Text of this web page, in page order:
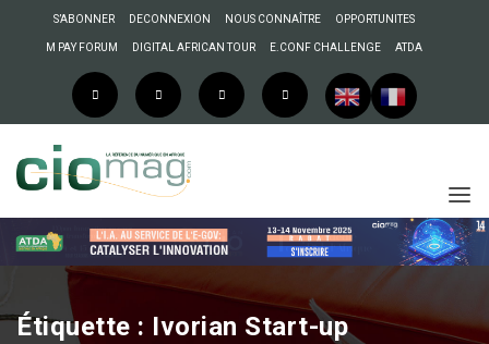
S’ABONNER DECONNEXION NOUS CONNAÎTRE OPPORTUNITES
M PAY FORUM DIGITAL AFRICAN TOUR E.CONF CHALLENGE ATDA
Étiquette : Ivorian Start-up